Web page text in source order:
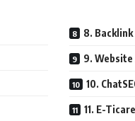
8.
9.
10.
11. E-